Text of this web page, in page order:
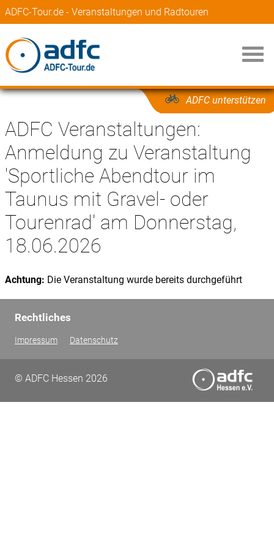
ADFC-Tour.de - Veranstaltungen und Radtouren
ADFC unterstützen
ADFC Veranstaltungen:
Anmeldung zu Veranstaltung
'Sportliche Abendtour im
Taunus mit Gravel- oder
Tourenrad' am Donnerstag,
18.06.2026
Achtung: Die Veranstaltung wurde bereits durchgeführt
Rechtliches
Impressum Datenschutz
© ADFC Hessen 2026